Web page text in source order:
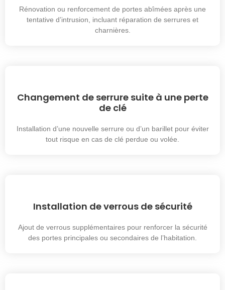
Rénovation ou renforcement de portes abîmées après une
tentative d’intrusion, incluant réparation de serrures et
charnières.
Changement de serrure suite à une perte
de clé
Installation d’une nouvelle serrure ou d’un barillet pour éviter
tout risque en cas de clé perdue ou volée.
Installation de verrous de sécurité
Ajout de verrous supplémentaires pour renforcer la sécurité
des portes principales ou secondaires de l’habitation.